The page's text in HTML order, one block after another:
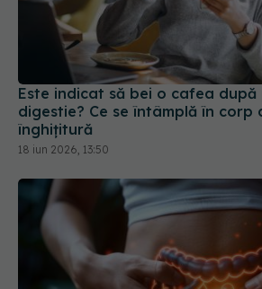
Este indicat să bei o cafea
digestie? Ce se întâmplă în corp
înghițitură
18 iun 2026, 13:50